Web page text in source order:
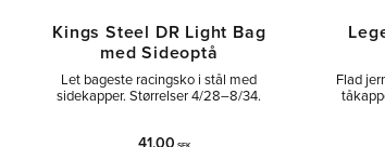
Kings Steel DR Light Bag
med Sideoptå
Let bageste racingsko i stål med
sidekapper. Størrelser 4/28–8/34.
Flad